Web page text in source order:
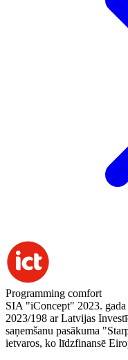
Programming comfort
SIA "iConcept" 2023.
2023/198 ar Latvijas
saņemšanu pasākuma
ietvaros, ko līdzfinansē